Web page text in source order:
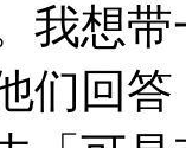
我想
们回